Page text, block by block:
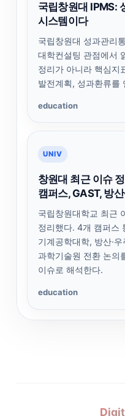
국립창원대 IPMS:
시스템이다
국립창원대 성과관리
대학컨설팅 관점에서
정리가 아니라 핵심지
발전계획, 성과환류를
education
UNIV
창원대 최근 이슈
캠퍼스, GAST, 방
국립창원대학교 최근
정리했다. 4개 캠퍼스
기계공학대학, 방산·
과학기술원 전환 논의
이슈로 해석한다.
education